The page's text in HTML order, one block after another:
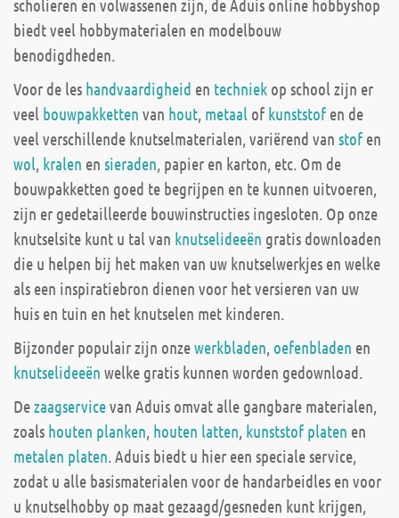
scholieren en volwassenen zijn, de Aduis online hobbyshop
biedt veel hobbymaterialen en modelbouw
benodigdheden.
Voor de les handvaardigheid en techniek op school zijn er
veel bouwpakketten van hout, metaal of kunststof en de
veel verschillende knutselmaterialen, variërend van stof en
wol, kralen en sieraden, papier en karton, etc. Om de
bouwpakketten goed te begrijpen en te kunnen uitvoeren,
zijn er gedetailleerde bouwinstructies ingesloten. Op onze
knutselsite kunt u tal van knutselideeën gratis downloaden
die u helpen bij het maken van uw knutselwerkjes en welke
als een inspiratiebron dienen voor het versieren van uw
huis en tuin en het knutselen met kinderen.
Bijzonder populair zijn onzewerkbladen, oefenbladen en
knutselideeën welke gratis kunnen worden gedownload.
Dezaagservicevan Aduis omvat alle gangbare materialen,
zoals houten planken, houten latten, kunststof platen en
metalen platen. Aduis biedt u hier een speciale service,
zodat u alle basismaterialen voor de handarbeidles en voor
u knutselhobby op maat gezaagd/gesneden kunt krijgen,